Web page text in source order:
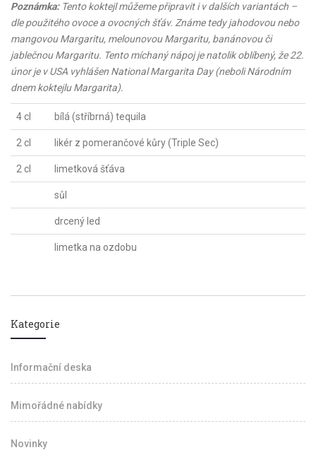
Poznámka:Tento koktejl můžeme připravit i v dalších variantách –
dle použitého ovoce a ovocných šťáv. Známe tedy jahodovou nebo
mangovou Margaritu, melounovou Margaritu, banánovou či
jablečnou Margaritu. Tento míchaný nápoj je natolik oblíbený, že 22.
únor je v USA vyhlášen National Margarita Day (neboli Národním
dnem koktejlu Margarita).
4 cl bílá (stříbrná) tequila
2 cl likér z pomerančové kůry (Triple Sec)
2 cl limetková šťáva
sůl
drcený led
limetka na ozdobu
Kategorie
Informační deska
Mimořádné nabídky
Novinky